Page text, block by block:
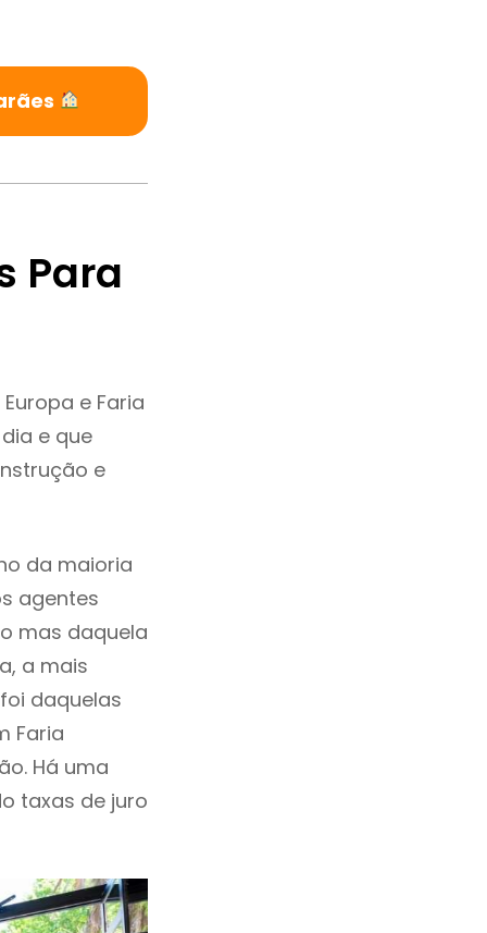
Para
e Faria
e que
e
da maioria
agentes
mas daquela
a mais
daquelas
Faria
Há uma
taxas de juro